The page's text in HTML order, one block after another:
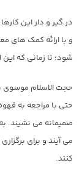
در گیر و دار این
و با ارائه کمک های
شود؛ تا زمانی که این
حجت الاسلام موسوی
حتی با مراجعه به
صمیمانه می نشیند.
می آیند و برای
کنند.